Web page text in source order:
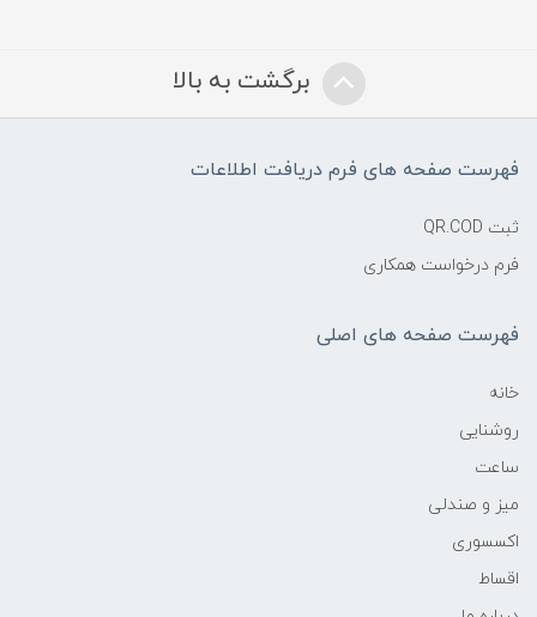
برگشت به بالا
فهرست صفحه های فرم دریافت اطلاعات
ثبت QR.COD
فرم درخواست همکاری
فهرست صفحه های اصلی
خانه
روشنایی
ساعت
میز و صندلی
اکسسوری
اقساط